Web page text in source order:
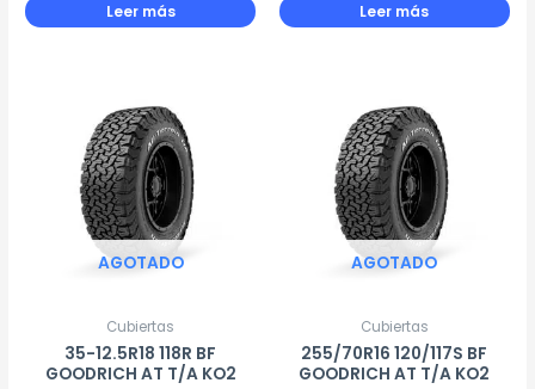
Leer más Leer más
AGOTADO
Cubiertas
35-12.5R18 118R BF
GOODRICH AT T/A KO2
AGOTADO
Cubiertas
255/70R16 120/117S BF
GOODRICH AT T/A KO2